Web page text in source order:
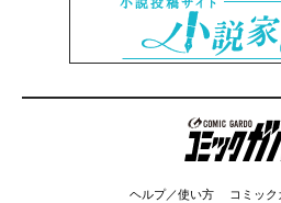
コミックガ
ヘルプ／使い方 コミッ